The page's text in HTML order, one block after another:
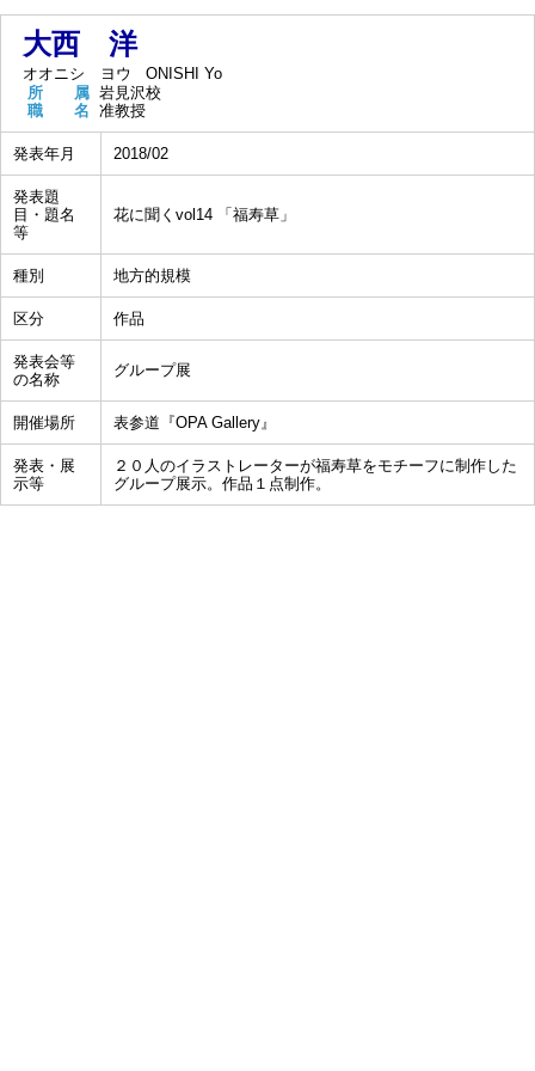
大西 洋
オオニシ ヨウ
ONISHI Yo
所 属 岩見沢校
職 名 准教授
発表年月 2018/02
発表題
目・題名
等
花に聞くvol14 「福寿草」
種別 地方的規模
区分 作品
発表会等
の名称
グループ展
開催場所 表参道『OPA Gallery』
発表・展
示等
２０人のイラストレーターが福寿草をモチーフに制作した
グループ展示。作品１点制作。